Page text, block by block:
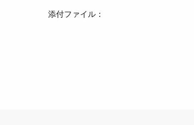
添付ファイル